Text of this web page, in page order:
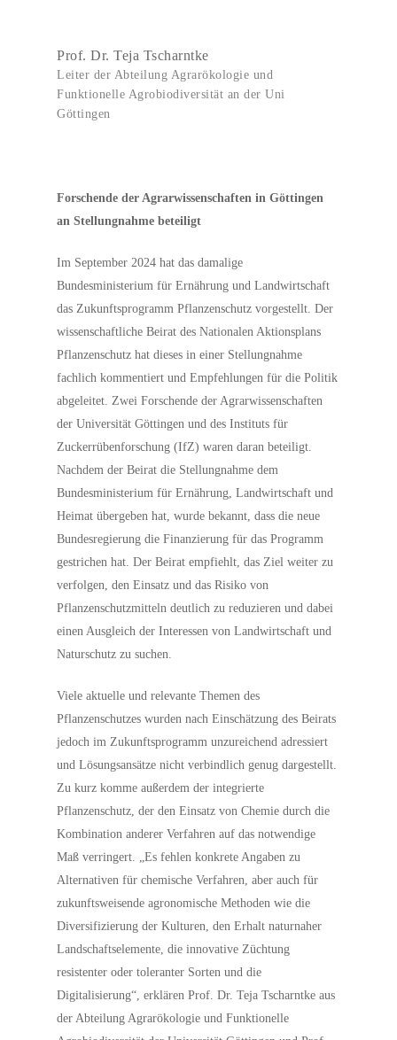
Prof. Dr. Teja Tscharntke
Leiter der Abteilung Agrarökologie und
Funktionelle Agrobiodiversität an der Uni
Göttingen
Forschende der Agrarwissenschaften in Göttingen
an Stellungnahme beteiligt
Im September 2024 hat das damalige
Bundesministerium für Ernährung und Landwirtschaft
das Zukunftsprogramm Pflanzenschutz vorgestellt. Der
wissenschaftliche Beirat des Nationalen Aktionsplans
Pflanzenschutz hat dieses in einer Stellungnahme
fachlich kommentiert und Empfehlungen für die Politik
abgeleitet. Zwei Forschende der Agrarwissenschaften
der Universität Göttingen und des Instituts für
Zuckerrübenforschung (IfZ) waren daran beteiligt.
Nachdem der Beirat die Stellungnahme dem
Bundesministerium für Ernährung, Landwirtschaft und
Heimat übergeben hat, wurde bekannt, dass die neue
Bundesregierung die Finanzierung für das Programm
gestrichen hat. Der Beirat empfiehlt, das Ziel weiter zu
verfolgen, den Einsatz und das Risiko von
Pflanzenschutzmitteln deutlich zu reduzieren und dabei
einen Ausgleich der Interessen von Landwirtschaft und
Naturschutz zu suchen.
Viele aktuelle und relevante Themen des
Pflanzenschutzes wurden nach Einschätzung des Beirats
jedoch im Zukunftsprogramm unzureichend adressiert
und Lösungsansätze nicht verbindlich genug dargestellt.
Zu kurz komme außerdem der integrierte
Pflanzenschutz, der den Einsatz von Chemie durch die
Kombination anderer Verfahren auf das notwendige
Maß verringert. „Es fehlen konkrete Angaben zu
Alternativen für chemische Verfahren, aber auch für
zukunftsweisende agronomische Methoden wie die
Diversifizierung der Kulturen, den Erhalt naturnaher
Landschaftselemente, die innovative Züchtung
resistenter oder toleranter Sorten und die
Digitalisierung“, erklären Prof. Dr. Teja Tscharntke aus
der Abteilung Agrarökologie und Funktionelle